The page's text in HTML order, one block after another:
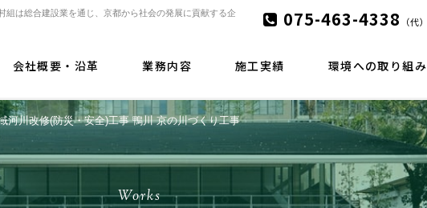
は総合建設業を通じ、京都から社会の発展に貢献する企
会社概要・沿革 業務内容 施工実績 環境への取り組み
075-463-4338 （代）
Works
河川改修(防災・安全)工事 鴨川 京の川づくり工事